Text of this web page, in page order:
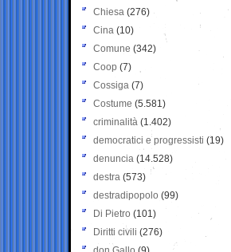
Chiesa (276)
Cina (10)
Comune (342)
Coop (7)
Cossiga (7)
Costume (5.581)
criminalità (1.402)
democratici e progressisti (19)
denuncia (14.528)
destra (573)
destradipopolo (99)
Di Pietro (101)
Diritti civili (276)